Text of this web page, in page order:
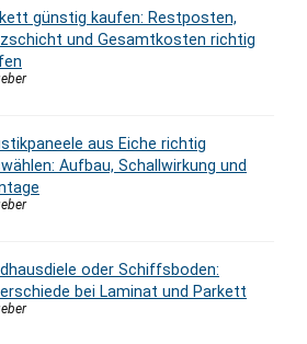
günstig kaufen: Restposten,
und Gesamtkosten richtig
aus Eiche richtig
Aufbau, Schallwirkung und
oder Schiffsboden:
bei Laminat und Parkett